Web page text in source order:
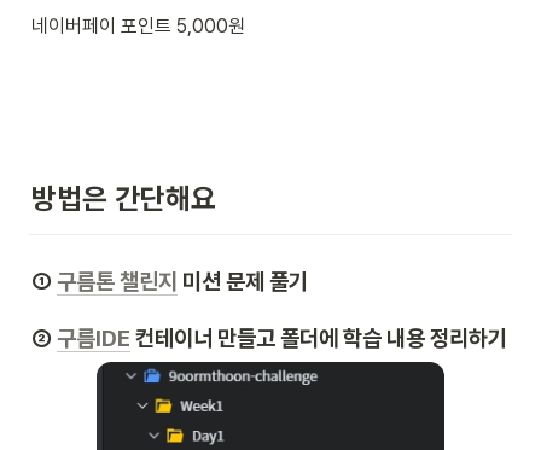
네이버페이 포인트 5,000원
방법은 간단해요
① 구름톤 챌린지 미션 문제 풀기
② 구름IDE 컨테이너 만들고 폴더에 학습 내용 정리하기